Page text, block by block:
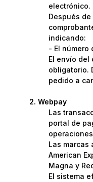
electrónico.
Después
indicando:
- El número
El envío del
obligatorio.
pedido a
Webpay
Las
portal de
Las marcas
American
Magna y
El sistema